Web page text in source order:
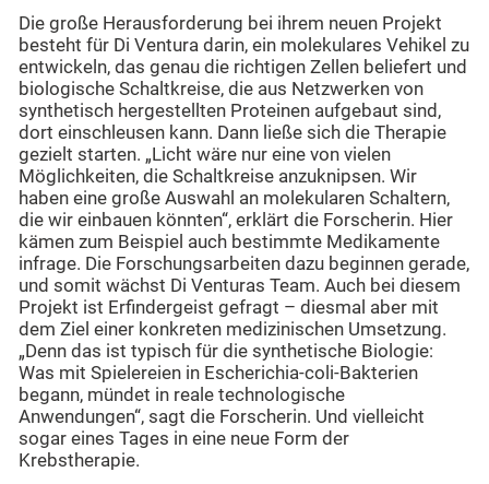
Die große Herausforderung bei ihrem neuen Projekt
besteht für Di Ventura darin, ein molekulares Vehikel zu
entwickeln, das genau die richtigen Zellen beliefert und
biologische Schaltkreise, die aus Netzwerken von
synthetisch hergestellten Proteinen aufgebaut sind,
dort einschleusen kann. Dann ließe sich die Therapie
gezielt starten. „Licht wäre nur eine von vielen
Möglichkeiten, die Schaltkreise anzuknipsen. Wir
haben eine große Auswahl an molekularen Schaltern,
die wir einbauen könnten“, erklärt die Forscherin. Hier
kämen zum Beispiel auch bestimmte Medikamente
infrage. Die Forschungsarbeiten dazu beginnen gerade,
und somit wächst Di Venturas Team. Auch bei diesem
Projekt ist Erfindergeist gefragt – diesmal aber mit
dem Ziel einer konkreten medizinischen Umsetzung.
„Denn das ist typisch für die synthetische Biologie:
Was mit Spielereien in Escherichia-coli-Bakterien
begann, mündet in reale technologische
Anwendungen“, sagt die Forscherin. Und vielleicht
sogar eines Tages in eine neue Form der
Krebstherapie.